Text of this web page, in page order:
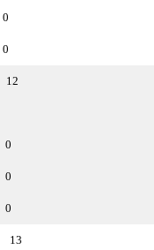
0
0
12
0
0
0
13